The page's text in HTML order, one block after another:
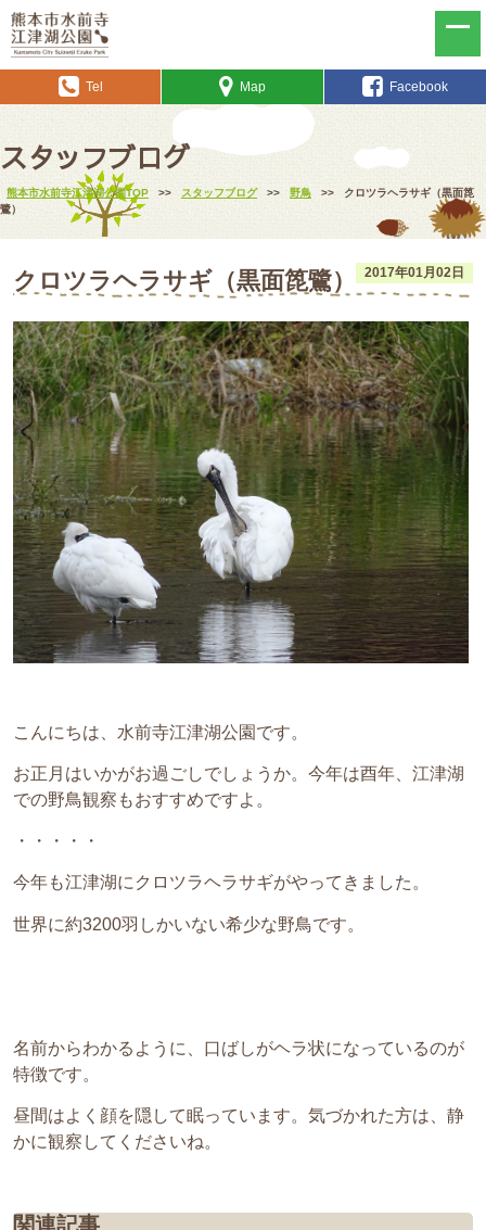
Tel Map Facebook
スタッフブログ
熊本市水前寺江津湖公園TOP >> スタッフブログ >> 野鳥 >>
クロツラヘラサギ（黒面箆
鷺）
2017年01月02日
クロツラヘラサギ（黒面箆鷺）
こんにちは、水前寺江津湖公園です。
お正月はいかがお過ごしでしょうか。今年は酉年、江津湖
での野鳥観察もおすすめですよ。
・・・・・
今年も江津湖にクロツラヘラサギがやってきました。
世界に約3200羽しかいない希少な野鳥です。
名前からわかるように、口ばしがヘラ状になっているのが
特徴です。
昼間はよく顔を隠して眠っています。気づかれた方は、静
かに観察してくださいね。
関連記事